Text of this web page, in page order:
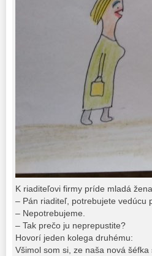
K riaditeľovi firmy príde mladá
– Pán riaditeľ, potrebujete vedúcu
– Nepotrebujeme.
– Tak prečo ju neprepustite?
Hovorí jeden kolega druhému:
Všimol som si, ze naša nová